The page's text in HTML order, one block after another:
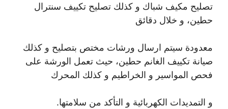
تصليح مكيف شباك و كذلك تصليح تكييف سنترال
حطين، و خلال دقائق
معدودة سيتم ارسال ورشات مختص بتصليح و كذلك
صيانة تكييف الغانم حطين، حيث تعمل الورشة على
فحص المواسير و الخراطيم و كذلك المحرك
و التمديدات الكهربائية و التأكد من سلامتها.